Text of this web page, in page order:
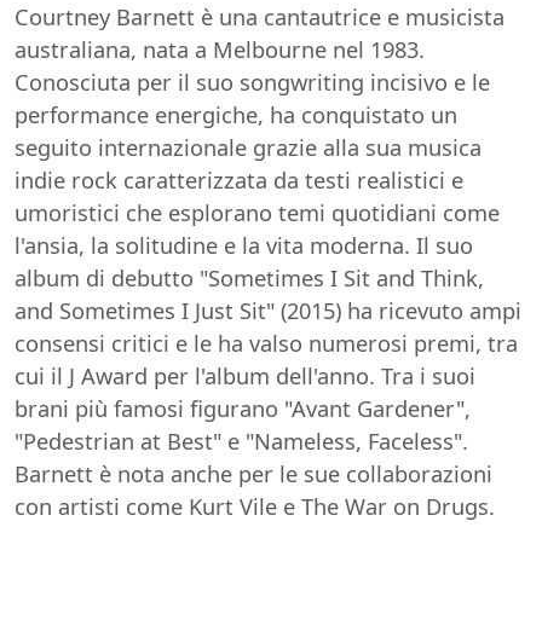
Courtney Barnett è una cantautrice e musicista
australiana, nata a Melbourne nel 1983.
Conosciuta per il suo songwriting incisivo e le
performance energiche, ha conquistato un
seguito internazionale grazie alla sua musica
indie rock caratterizzata da testi realistici e
umoristici che esplorano temi quotidiani come
l'ansia, la solitudine e la vita moderna. Il suo
album di debutto "Sometimes I Sit and Think,
and Sometimes I Just Sit" (2015) ha ricevuto ampi
consensi critici e le ha valso numerosi premi, tra
cui il J Award per l'album dell'anno. Tra i suoi
brani più famosi figurano "Avant Gardener",
"Pedestrian at Best" e "Nameless, Faceless".
Barnett è nota anche per le sue collaborazioni
con artisti come Kurt Vile e The War on Drugs.